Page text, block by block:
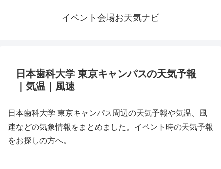
イベント会場お天気ナビ
日本歯科大学 東京キャンパスの天気予報
｜気温｜風速
日本歯科大学 東京キャンパス周辺の天気予報や気温、風
速などの気象情報をまとめました。イベント時の天気予報
をお探しの方へ。